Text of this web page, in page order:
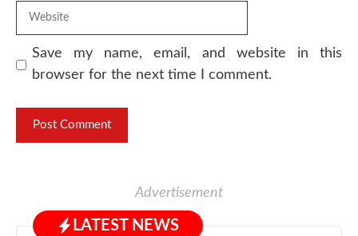
Save my name, email, and website in this
browser for the next time I comment.
Advertisement
LATEST NEWS